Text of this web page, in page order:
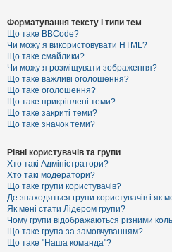
П
о
ш
у
к
Д
о
п
о
г
а
Форматування тексту і типи тем
Що таке BBCode?
Чи можу я використовувати HTML?
Що таке смайлики?
Чи можу я розміщувати зображення?
Що таке важливі оголошення?
Що таке оголошення?
Що таке прикріплені теми?
Що таке закриті теми?
Що таке значок теми?
Рівні користувачів та групи
Хто такі Адміністратори?
Хто такі модератори?
Що таке групи користувачів?
Де знаходяться групи користувачів і як
Як мені стати Лідером групи?
Чому групи відображаються різними
Що таке група за замовчуванням?
Що таке "Наша команда"?